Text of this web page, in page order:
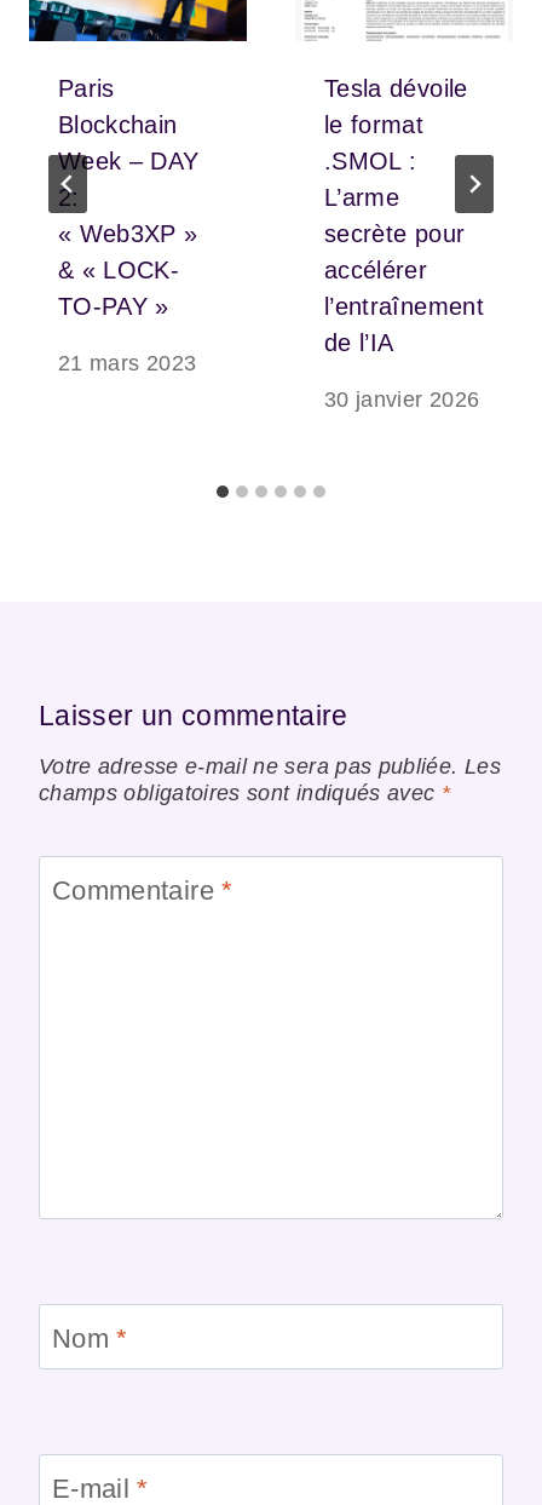
Paris
Blockchain
Week – DAY
2:
« Web3XP »
& « LOCK-
TO-PAY »
21 mars 2023
Tesla dévoile
le format
.SMOL :
L’arme
secrète pour
accélérer
l’entraînement
de l’IA
30 janvier 2026
Laisser un commentaire
Votre adresse e-mail ne sera pas publiée. Les
champs obligatoires sont indiqués avec *
Commentaire*
Nom*
E-mail*